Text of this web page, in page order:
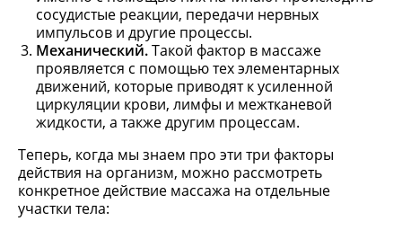
сосудистые реакции, передачи нервных
импульсов и другие процессы.
Механический.Такой фактор в массаже
проявляется с помощью тех элементарных
движений, которые приводят к усиленной
циркуляции крови, лимфы и межтканевой
жидкости, а также другим процессам.
Теперь, когда мы знаем про эти три факторы
действия на организм, можно рассмотреть
конкретное действие массажа на отдельные
участки тела: